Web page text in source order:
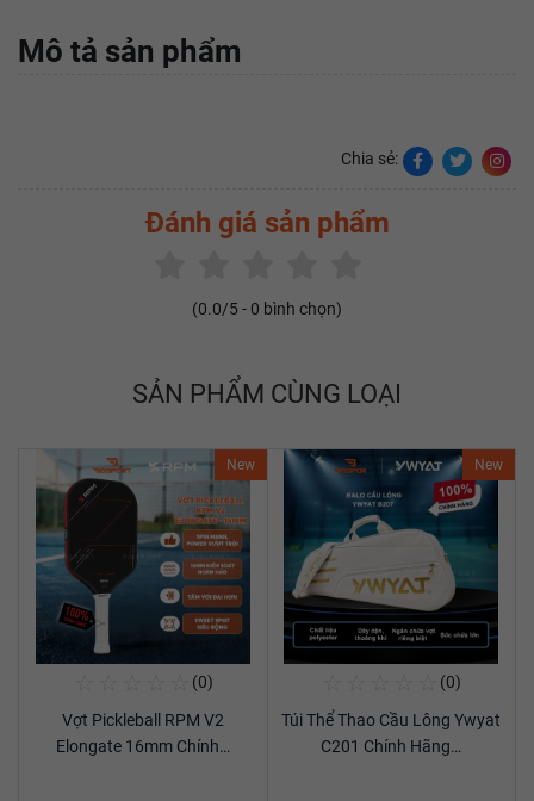
Mô tả sản phẩm
Chia sẻ:
Đánh giá sản phẩm
(0.0/5 - 0 bình chọn)
SẢN PHẨM CÙNG LOẠI
New
(0)
Vợt Pickleball RPM V2
Elongate 16mm Chính…
New
(0)
Túi Thể Thao Cầu Lông Ywyat
C201 Chính Hãng…